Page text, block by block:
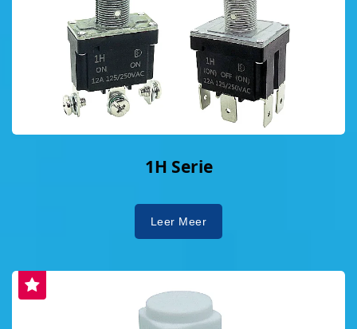
1H Serie
Leer Meer